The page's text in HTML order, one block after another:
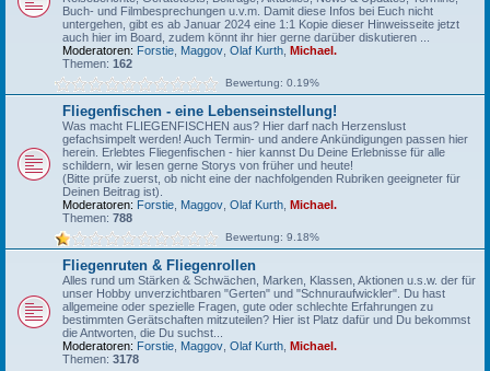
Buch- und Filmbesprechungen u.v.m. Damit diese Infos bei Euch nicht
untergehen, gibt es ab Januar 2024 eine 1:1 Kopie dieser Hinweisseite jetzt
auch hier im Board, zudem könnt ihr hier gerne darüber diskutieren ...
Moderatoren: Forstie Maggov Olaf Kurth
Michael.
Themen: 162
Bewertung: 0.19%
Fliegenfischen - eine Lebenseinstellung!
Was macht FLIEGENFISCHEN aus? Hier darf nach Herzenslust
gefachsimpelt werden! Auch Termin- und andere Ankündigungen passen hier
herein. Erlebtes Fliegenfischen - hier kannst Du Deine Erlebnisse für alle
schildern, wir lesen gerne Storys von früher und heute!
(Bitte prüfe zuerst, ob nicht eine der nachfolgenden Rubriken geeigneter für
Deinen Beitrag ist).
Moderatoren: Forstie Maggov Olaf Kurth
Michael.
Themen: 788
Bewertung: 9.18%
Fliegenruten & Fliegenrollen
Alles rund um Stärken & Schwächen, Marken, Klassen, Aktionen u.s.w. der für
unser Hobby unverzichtbaren "Gerten" und "Schnuraufwickler". Du hast
allgemeine oder spezielle Fragen, gute oder schlechte Erfahrungen zu
bestimmten Gerätschaften mitzuteilen? Hier ist Platz dafür und Du bekommst
die Antworten, die Du suchst...
Moderatoren: Forstie Maggov Olaf Kurth
Michael.
Themen: 3178